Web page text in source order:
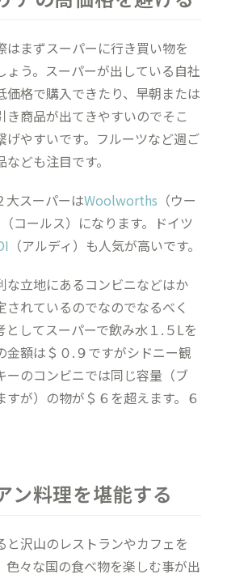
はまずスーパーに行き買い物を
ょう。スーパーが出している自社
価格で購入できたり、早朝または
き商品が出てきやすいのでそこ
げやすいです。フルーツなど週ご
ども注目です。
大スーパーはWoolworths （ウー
（コールス）になります。ドイツ
（アルディ）も人気が高いです。
な立地にあるコンビニなどはか
されているのでなのでなるべく
としてスーパーで飲み水１.５Lを
金額は＄０.９ですがシドニー観
ーのコンビニでは同じ容量（ブ
すが）の物が＄６を超えます。６
ン料理を堪能する
と沢山のレストランやカフェを
色々な国の食べ物を楽しむ事が出